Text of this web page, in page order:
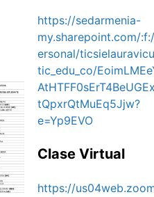
https://sedarmenia-
my.sharepoint.com/
ersonal/
tic_edu_co/
tQpxrQtMuEq5Jjw?
e=Yp9EVO
Clase Virtual
https://